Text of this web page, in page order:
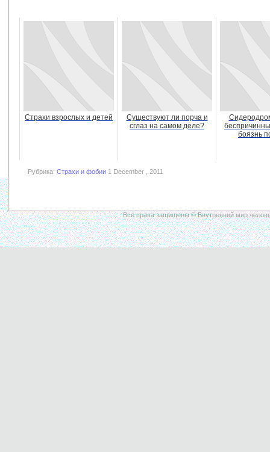
Страхи взрослых и детей
Существуют ли порча и
сглаз на самом деле?
боязнь
Рубрика: Страхи и фобии 1 December , 2011
Все права защищены © Внутренний мир